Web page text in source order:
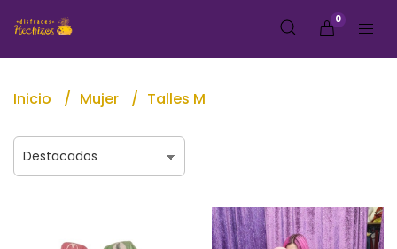
0
Inicio Mujer Talles M